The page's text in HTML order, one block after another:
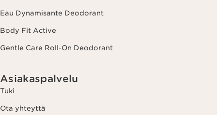
Eau Dynamisante Deodorant
Body Fit Active
Gentle Care Roll-On Deodorant
Asiakaspalvelu
Tuki
Ota yhteyttä